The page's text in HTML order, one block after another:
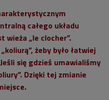
całego układu
wieża „le clocher”.
żeby było łatwiej
się gdzieś umawialiśmy
Dzięki tej zmianie